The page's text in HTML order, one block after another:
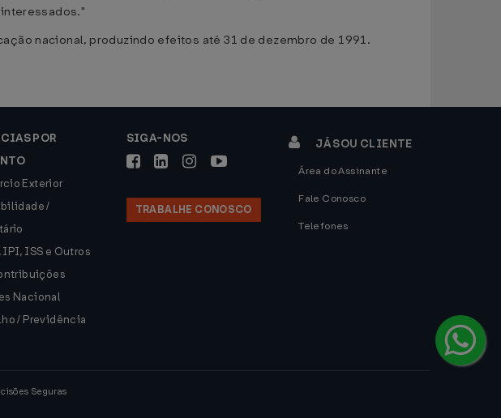
nacional, produzindo efeitos até 31 de dezembro de 1991.
POR
Exterior
/
IPI, ISS e Outros
Nacional
/ Previdência
SIGA-NOS
TRABALHE CONOSCO
JÁ SOU CLIENTE
Área do Assinante
Fale Conosco
Telefones
Seguras